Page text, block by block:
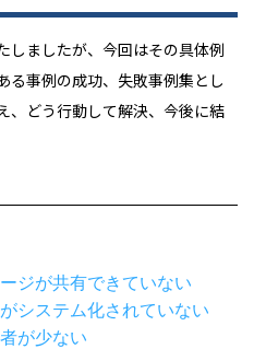
しましたが、今回はその具体例
る事例の成功、失敗事例集とし
、どう行動して解決、今後に結
ジが共有できていない
システム化されていない
が少ない